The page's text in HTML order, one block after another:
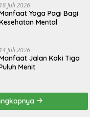
18 Juli 2026
Yoga Pagi Bagi
Mental
14 Juli 2026
Jalan Kaki Tiga
Menit